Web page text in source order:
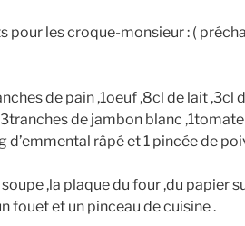
pour les croque-monsieur : (
de pain ,1oeuf ,8cl de lait ,3cl
de jambon blanc ,1tomate
d’emmental râpé et 1 pincée de
,la plaque du four ,du papier
fouet et un pinceau de cuisine .